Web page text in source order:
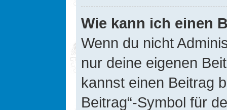
Wie kann ich einen
Wenn du nicht
nur deine eigenen
kannst einen Beitrag
Beitrag“-Symbol für